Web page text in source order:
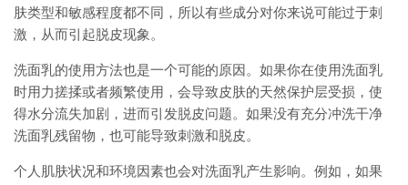
肤类型和敏感程度都不同，所以有些成分对你来说可能过于刺
激，从而引起脱皮现象。
洗面乳的使用方法也是一个可能的原因。如果你在使用洗面乳
时用力搓揉或者频繁使用，会导致皮肤的天然保护层受损，使
得水分流失加剧，进而引发脱皮问题。如果没有充分冲洗干净
洗面乳残留物，也可能导致刺激和脱皮。
个人肌肤状况和环境因素也会对洗面乳产生影响。例如，如果